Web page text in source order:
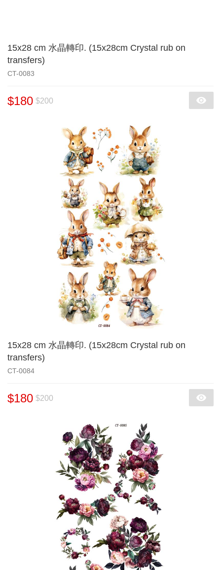
15x28 cm 水晶轉印. (15x28cm Crystal rub on
transfers)
CT-0083
$180 $200
15x28 cm 水晶轉印. (15x28cm Crystal rub on
transfers)
CT-0084
$180 $200